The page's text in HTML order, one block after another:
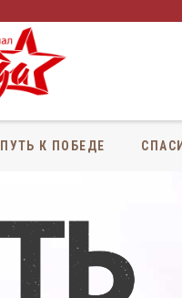
ПУТЬ К ПОБЕДЕ